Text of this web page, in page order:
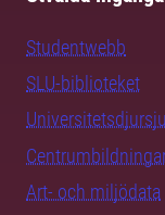
Studentwebb
SLU-biblioteket
Art- och miljödata